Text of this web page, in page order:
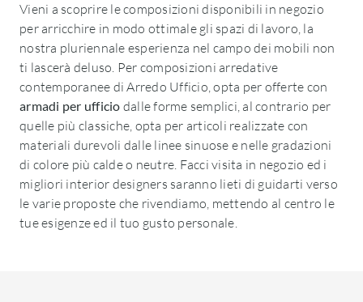
Vieni a scoprire le composizioni disponibili in negozio
per arricchire in modo ottimale gli spazi di lavoro, la
nostra pluriennale esperienza nel campo dei mobili non
ti lascerà deluso. Per composizioni arredative
contemporanee di Arredo Ufficio, opta per offerte con
armadi per ufficio dalle forme semplici, al contrario per
quelle più classiche, opta per articoli realizzate con
materiali durevoli dalle linee sinuose e nelle gradazioni
di colore più calde o neutre. Facci visita in negozio ed i
migliori interior designers saranno lieti di guidarti verso
le varie proposte che rivendiamo, mettendo al centro le
tue esigenze ed il tuo gusto personale.